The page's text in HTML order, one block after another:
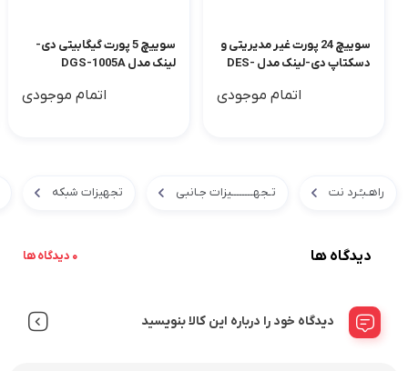
سوییچ 24 پورت غیر مدیریتی و
دسکتاپ دی-لینک مدل DES-
اتمام موجودی
سوییچ 5 پورت گیگابیتی دی-
لینک مدل DGS-1005A
اتمام موجودی
راهـبـُـرد نت تـجهــــــــیزات جـانبی تجهیزات شبکه
دیدگاه ها 0 دیدگاه ها
دیدگاه خود را درباره این کالا بنویسید